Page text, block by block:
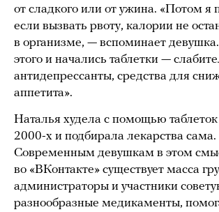
от сладкого или от ужина. «Потом я
если вызвать рвоту, калории не
в организме, — вспоминает
этого и начались таблетки —
антидепрессанты, средства для
аппетита».
Наталья худела с помощью
2000-х и подбирала лекарства сама.
Современным девушкам в этом
во «ВКонтакте» существует масса
администраторы и участники
разнообразные медикаменты,